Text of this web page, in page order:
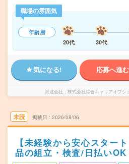
職場の雰囲気
年齢層
20代
30代
気になる! 応募へ進む
派遣会社 株式会社綜合キャリアオプシ
未読 掲載日 2026/08/06
【未経験から安心スター
品の組立・検査/日払いOK